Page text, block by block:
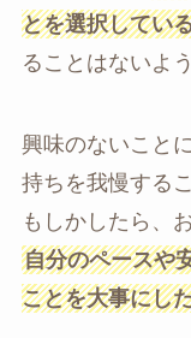
とを選択してい
ることはないよ
興味のないこと
持ちを我慢する
もしかしたら、
自分のペースや
ことを大事にし